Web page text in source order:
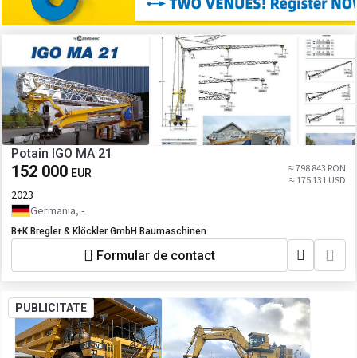
Potain IGO MA 21
152 000 EUR
≈ 798 843 RON
≈ 175 131 USD
2023
Germania, -
B+K Bregler & Klöckler GmbH Baumaschinen
Formular de contact
PUBLICITATE